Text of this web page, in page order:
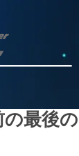
最後の